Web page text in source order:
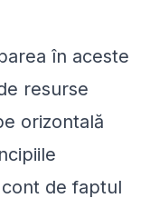
în aceste
resurse
orizontală
de faptul